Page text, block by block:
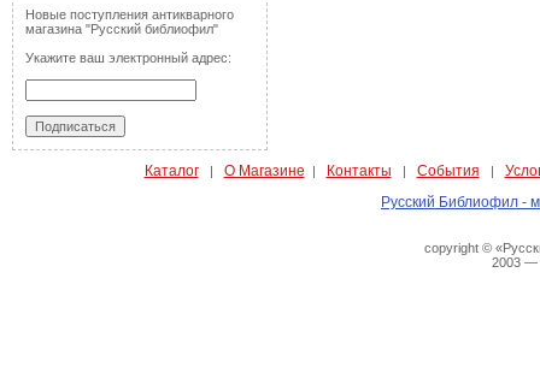
Новые поступления антикварного
магазина "Русский библиофил"
Укажите ваш электронный адрес:
Каталог| О Магазине | Контакты | События |
Русский Библиофил -
copyright ©
2003 —